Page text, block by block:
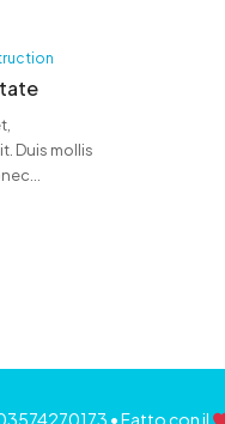
Duis mollis
• Fatto con il